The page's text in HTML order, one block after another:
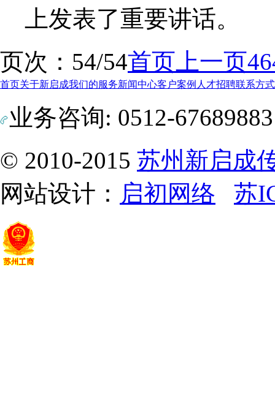
上发表了重要讲话。
页次：54/54首页 上一页46
首页关于新启成我们的服务新闻中心客户案例 人才招聘联系方式
业务咨询: 0512-
© 2010-2015 苏州新启成
网站设计： 启初网络 苏